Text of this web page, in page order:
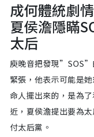
成何體統劇
夏侯澹隱瞞
太后
庾晚音把發現”SOS”
緊張，他表示可能是
命人擺出來的，是為
近，夏侯澹提出要為
付太后黨。